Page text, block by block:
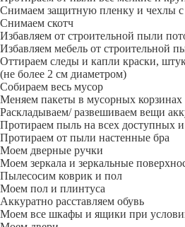
Снимаем защитную пленку и чехлы с
Снимаем скотч
Избавляем от строительной пыли
Избавляем мебель от строительной
Оттираем следы и капли краски,
(не более 2 см диаметром)
Собираем весь мусор
Меняем пакеты в мусорных корзинах
Раскладываем/ развешиваем вещи
Протираем пыль на всех доступных
Протираем от пыли настенные бра
Моем дверные ручки
Моем зеркала и зеркальные
Пылесосим коврик и пол
Моем пол и плинтуса
Аккуратно расставляем обувь
Моем все шкафы и ящики при